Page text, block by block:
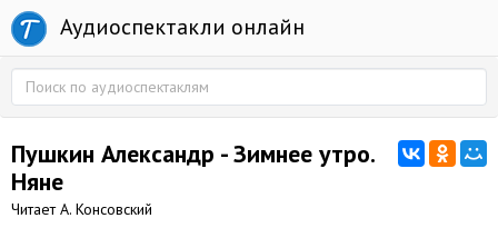
Аудиоспектакли онлайн
Пушкин Александр - Зимнее утро.
Няне
Читает А. Консовский